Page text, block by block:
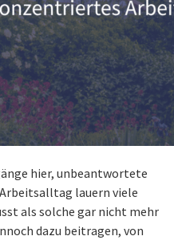
hier, unbeantwortete
lauern viele
als solche gar nicht mehr
dazu beitragen, von